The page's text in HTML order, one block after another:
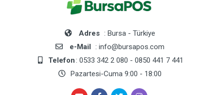
Adres : Bursa - Türkiye
e-Mail : info@bursapos.com
Telefon: 0533 342 2 080 - 0850 441 7 441
Pazartesi-Cuma 9:00 - 18:00